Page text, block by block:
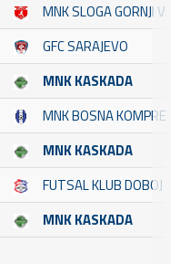
MNK SLOGA GORNJI
GFC SARAJEVO
MNK KASKADA
MNK BOSNA KOMPRED
MNK KASKADA
FUTSAL KLUB DOBOJ
MNK KASKADA